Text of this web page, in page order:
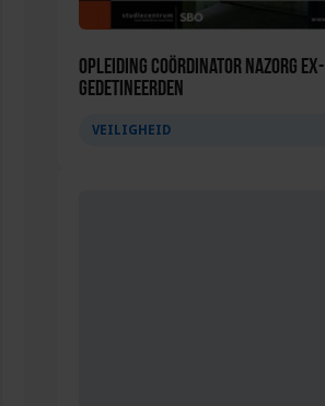
Opleiding Coördinator nazorg ex-
gedetineerden
VEILIGHEID